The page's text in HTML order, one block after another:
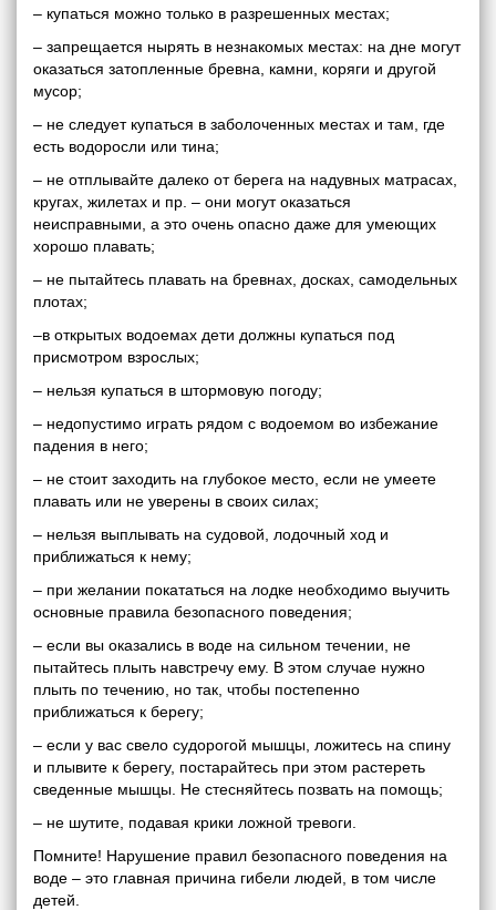
– купаться можно только в разрешенных местах;
– запрещается нырять в незнакомых местах: на дне могут
оказаться затопленные бревна, камни, коряги и другой
мусор;
– не следует купаться в заболоченных местах и там, где
есть водоросли или тина;
– не отплывайте далеко от берега на надувных матрасах,
кругах, жилетах и пр. – они могут оказаться
неисправными, а это очень опасно даже для умеющих
хорошо плавать;
– не пытайтесь плавать на бревнах, досках, самодельных
плотах;
–в открытых водоемах дети должны купаться под
присмотром взрослых;
– нельзя купаться в штормовую погоду;
– недопустимо играть рядом с водоемом во избежание
падения в него;
– не стоит заходить на глубокое место, если не умеете
плавать или не уверены в своих силах;
– нельзя выплывать на судовой, лодочный ход и
приближаться к нему;
– при желании покататься на лодке необходимо выучить
основные правила безопасного поведения;
– если вы оказались в воде на сильном течении, не
пытайтесь плыть навстречу ему. В этом случае нужно
плыть по течению, но так, чтобы постепенно
приближаться к берегу;
– если у вас свело судорогой мышцы, ложитесь на спину
и плывите к берегу, постарайтесь при этом растереть
сведенные мышцы. Не стесняйтесь позвать на помощь;
– не шутите, подавая крики ложной тревоги.
Помните! Нарушение правил безопасного поведения на
воде – это главная причина гибели людей, в том числе
детей.